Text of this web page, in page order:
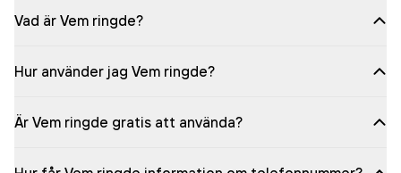
Vad är Vem ringde?
Hur använder jag Vem ringde?
Är Vem ringde gratis att använda?